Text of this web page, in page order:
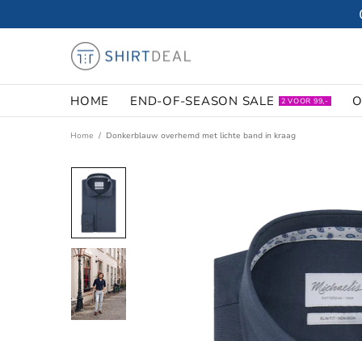
HOME END-OF-SEASON SALE 2 VOOR 99,-
Home Donkerblauw overhemd met lichte band in kraag